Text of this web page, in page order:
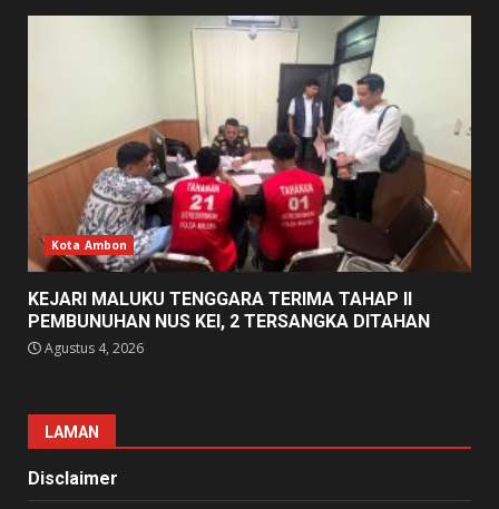
Kota Ambon
KEJARI MALUKU TENGGARA TERIMA TAHAP II
PEMBUNUHAN NUS KEI, 2 TERSANGKA DITAHAN
Agustus 4, 2026
LAMAN
Disclaimer